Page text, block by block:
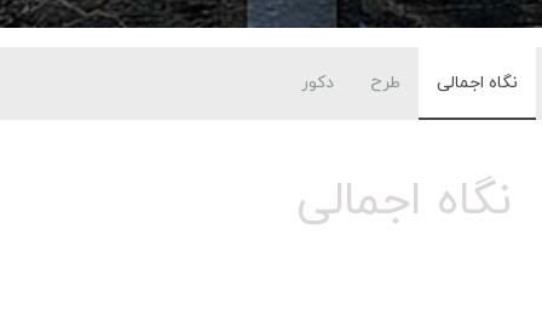
نگاه اجمالی طرح دکور
نگاه اجمالی